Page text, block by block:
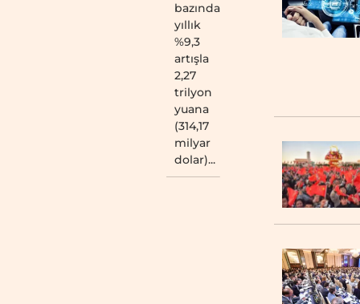
bazında
yıllık
%9,3
artışla
2,27
trilyon
yuana
(314,17
milyar
dolar)...